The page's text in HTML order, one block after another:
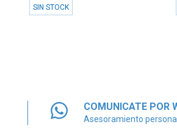
SIN STOCK
COMUNICATE POR
Asesoramiento